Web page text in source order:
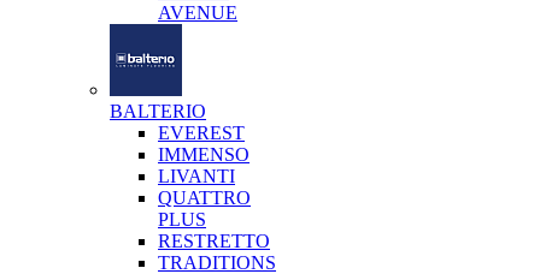
AVENUE
BALTERIO
EVEREST
IMMENSO
LIVANTI
QUATTRO
PLUS
RESTRETTO
TRADITIONS